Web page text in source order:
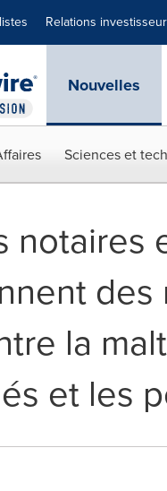
Relations
Nouvelles
Sciences et
notaires
la
et les